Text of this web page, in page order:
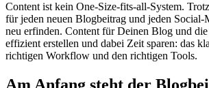
Content ist kein One-Size-fits-all-System.
für jeden neuen Blogbeitrag und jeden Social-
neu erfinden. Content für Deinen Blog und
effizient erstellen und dabei Zeit sparen: das
richtigen Workflow und den richtigen Tools.